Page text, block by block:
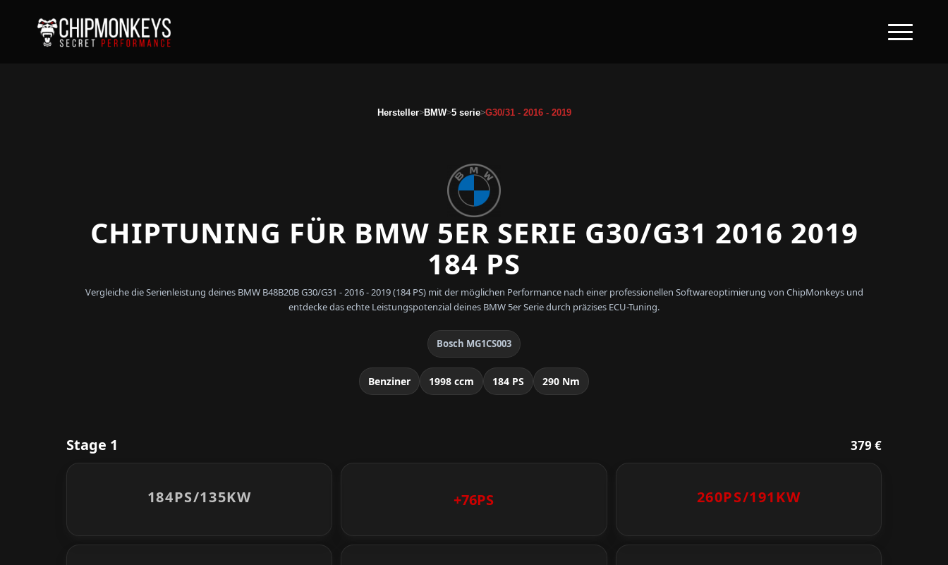
Hersteller>BMW>5 serie>G30/31 - 2016 - 2019
CHIPTUNING FÜR BMW 5ER SERIE G30/G31 2016 2019
184 PS
Vergleiche die Serienleistung deines BMW B48B20B G30/G31 - 2016 - 2019 (184 PS) mit der möglichen Performance nach einer professionellen Softwareoptimierung von ChipMonkeys und
entdecke das echte Leistungspotenzial deines BMW 5er Serie durch präzises ECU-Tuning.
Bosch MG1CS003
Benziner 1998 ccm 184 PS 290 Nm
Stage 1 379 €
184PS/135KW +76PS 260PS/191KW